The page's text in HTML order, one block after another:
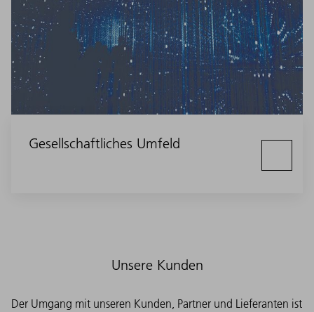
Gesellschaftliches Umfeld
Unsere Kunden
Der Umgang mit unseren Kunden, Partner und Lieferanten ist